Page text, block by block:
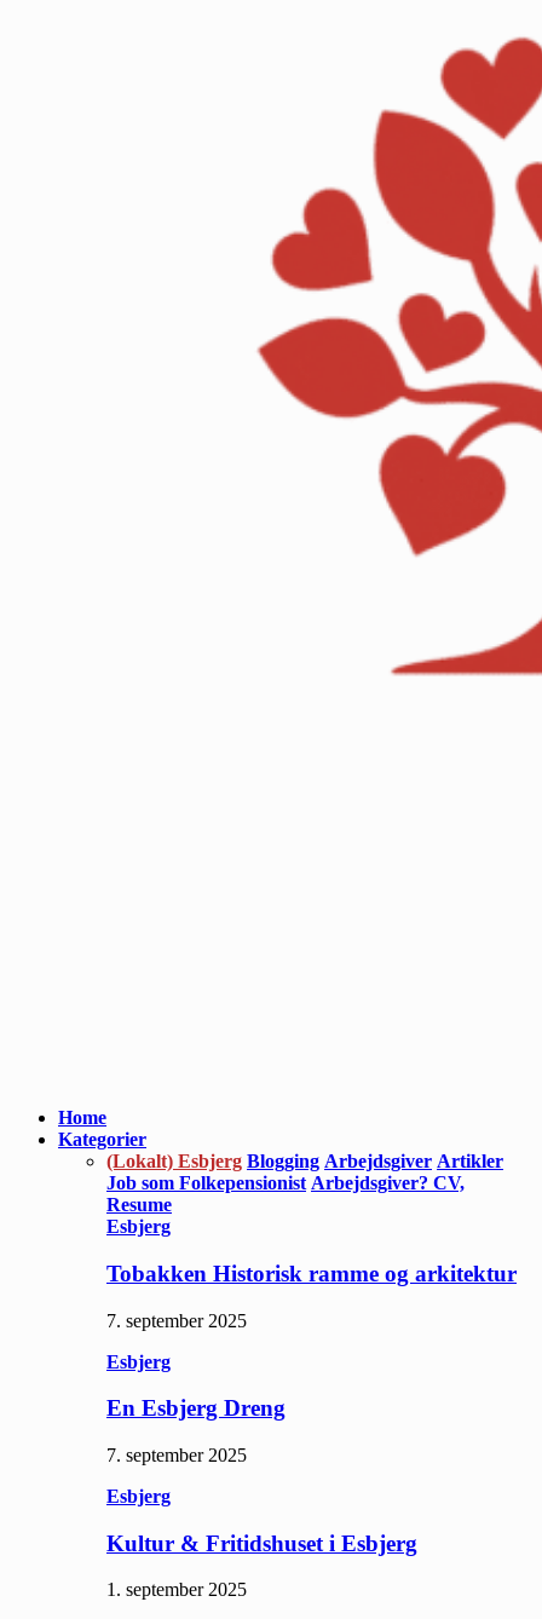
Home
Kategorier
(Lokalt) Esbjerg Blogging Arbejdsgiver Artikler
Job som Folkepensionist Arbejdsgiver? CV,
Resume
Esbjerg
Tobakken Historisk ramme og arkitektur
7. september 2025
Esbjerg
En Esbjerg Dreng
7. september 2025
Esbjerg
Kultur & Fritidshuset i Esbjerg
1. september 2025